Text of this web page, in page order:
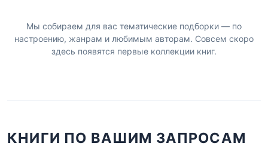
Мы собираем для вас тематические подборки — по
настроению, жанрам и любимым авторам. Совсем скоро
здесь появятся первые коллекции книг.
КНИГИ ПО ВАШИМ ЗАПРОСАМ